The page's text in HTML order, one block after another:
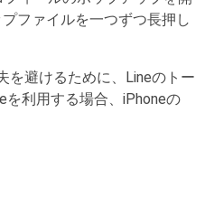
ファイルを一つずつ長押し
を避けるために、Lineのトー
を利用する場合、iPhoneの